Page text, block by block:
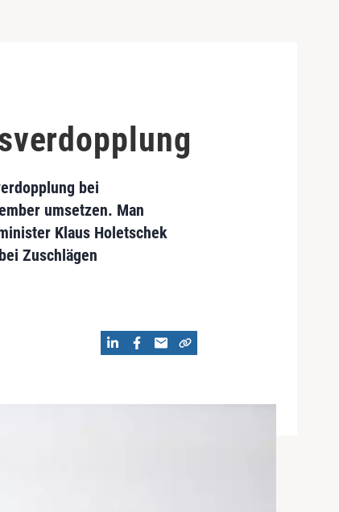
bei
umsetzen. Man
Klaus Holetschek
Zuschlägen